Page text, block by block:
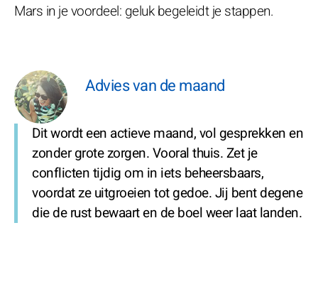
Mars in je voordeel: geluk begeleidt je stappen.
Advies van de maand
Dit wordt een actieve maand, vol gesprekken en
zonder grote zorgen. Vooral thuis. Zet je
conflicten tijdig om in iets beheersbaars,
voordat ze uitgroeien tot gedoe. Jij bent degene
die de rust bewaart en de boel weer laat landen.